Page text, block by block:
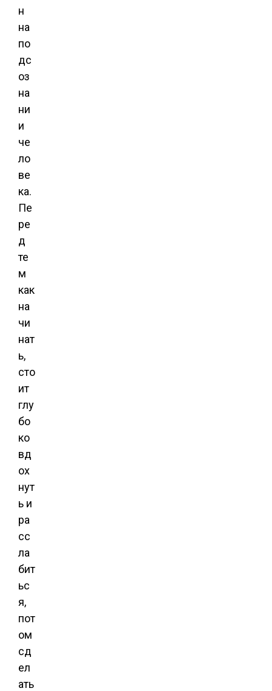
н
на
по
дс
оз
на
ни
и
че
ло
ве
ка.
Пе
ре
д
те
м
как
на
чи
нат
ь,
сто
ит
глу
бо
ко
вд
ох
нут
ь и
ра
сс
ла
бит
ьс
я,
пот
ом
сд
ел
ать